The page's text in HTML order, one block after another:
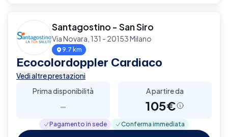
Santagostino - San Siro
Via Novara, 131 - 20153 Milano
9.7 km
Ecocolordoppler Cardiaco
Vedi altre prestazioni
Prima disponibilità
-
A partire da
105€
Pagamento in sede Conferma immediata